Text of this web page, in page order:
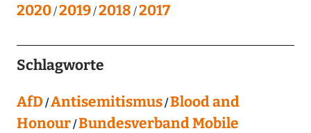
2020 2019 2018 2017
Schlagworte
AfD Antisemitismus Blood and
Honour Bundesverband Mobile